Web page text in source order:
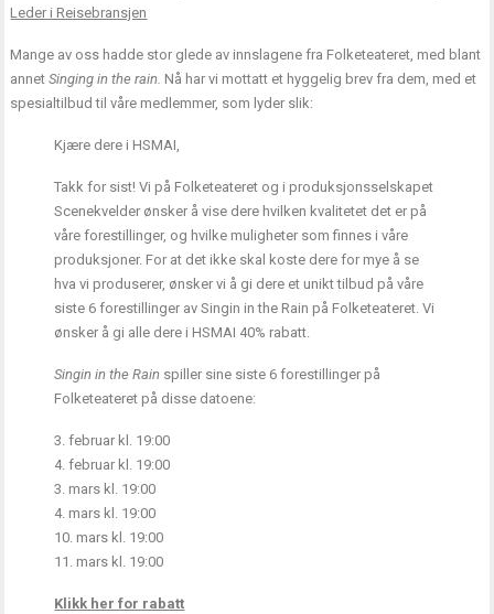
Leder i Reisebransjen
Mange av oss hadde stor glede av innslagene fra Folketeateret, med blant
annetSinging in the rain. Nå har vi mottatt et hyggelig brev fra dem, med et
spesialtilbud til våre medlemmer, som lyder slik:
Kjære dere i HSMAI,
Takk for sist! Vi på Folketeateret og i produksjonsselskapet
Scenekvelder ønsker å vise dere hvilken kvalitetet det er på
våre forestillinger, og hvilke muligheter som finnes i våre
produksjoner. For at det ikke skal koste dere for mye å se
hva vi produserer, ønsker vi å gi dere et unikt tilbud på våre
siste 6 forestillinger av Singin in the Rain på Folketeateret. Vi
ønsker å gi alle dere i HSMAI 40% rabatt.
Singin in the Rain spiller sine siste 6 forestillinger på
Folketeateret på disse datoene:
3. februar kl. 19:00
4. februar kl. 19:00
3. mars kl. 19:00
4. mars kl. 19:00
10. mars kl. 19:00
11. mars kl. 19:00
Klikk her for rabatt